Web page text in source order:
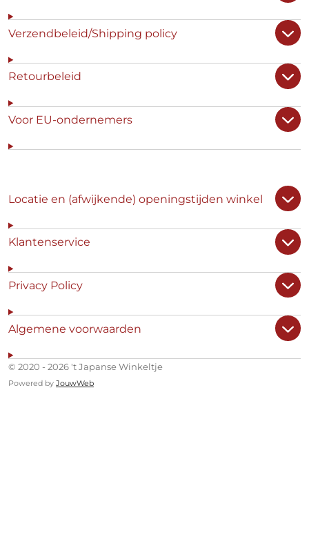
Verzendbeleid/Shipping policy
Retourbeleid
Voor EU-ondernemers
Locatie en (afwijkende) openingstijden winkel
Klantenservice
Privacy Policy
Algemene voorwaarden
© 2020 - 2026 't Japanse Winkeltje
Powered by JouwWeb